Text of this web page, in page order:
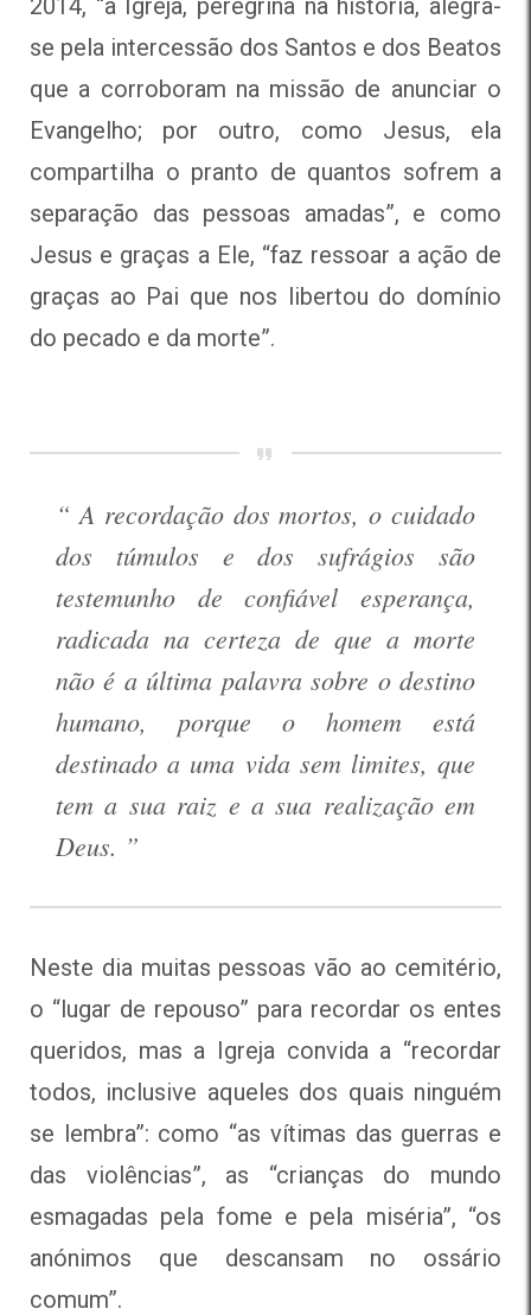
2014, “a Igreja, peregrina na história, alegra-
se pela intercessão dos Santos e dos Beatos
que a corroboram na missão de anunciar o
Evangelho; por outro, como Jesus, ela
compartilha o pranto de quantos sofrem a
separação das pessoas amadas”, e como
Jesus e graças a Ele, “faz ressoar a ação de
graças ao Pai que nos libertou do domínio
do pecado e da morte”.
“ A recordação dos mortos, o cuidado
dos túmulos e dos sufrágios são
testemunho de confiável esperança,
radicada na certeza de que a morte
não é a última palavra sobre o destino
humano, porque o homem está
destinado a uma vida sem limites, que
tem a sua raiz e a sua realização em
Deus. ”
Neste dia muitas pessoas vão ao cemitério,
o “lugar de repouso” para recordar os entes
queridos, mas a Igreja convida a “recordar
todos, inclusive aqueles dos quais ninguém
se lembra”: como “as vítimas das guerras e
das violências”, as “crianças do mundo
esmagadas pela fome e pela miséria”, “os
anónimos que descansam no ossário
comum”.